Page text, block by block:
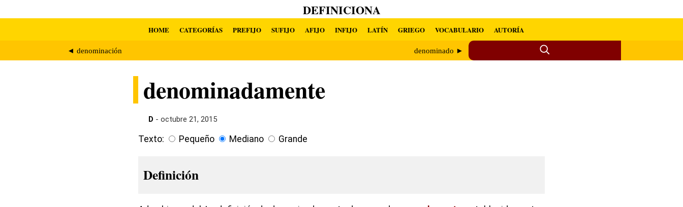
DEFINICIONA
HOME CATEGORÍAS PREFIJO SUFIJO AFIJO INFIJO LATÍN GRIEGO VOCABULARIO AUTORÍA
◄ denominación denominado ►
denominadamente
D - octubre 21, 2015
Texto: Pequeño Mediano Grande
Definición